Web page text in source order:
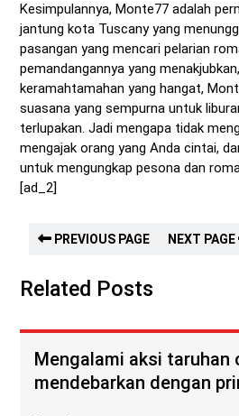
Kesimpulannya, Monte77 adalah
jantung kota Tuscany yang
pasangan yang mencari pelarian
pemandangannya yang
keramahtamahan yang hangat,
suasana yang sempurna untuk
terlupakan. Jadi mengapa tidak
mengajak orang yang Anda cintai,
untuk mengungkap pesona dan
[ad_2]
PREVIOUS PAGE NEXT PAGE
Related Posts
Mengalami aksi taruhan
mendebarkan dengan